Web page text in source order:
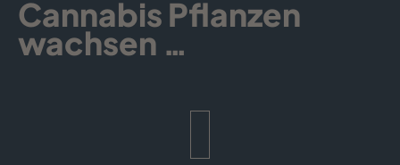
Cannabis Pflanzen
wachsen …